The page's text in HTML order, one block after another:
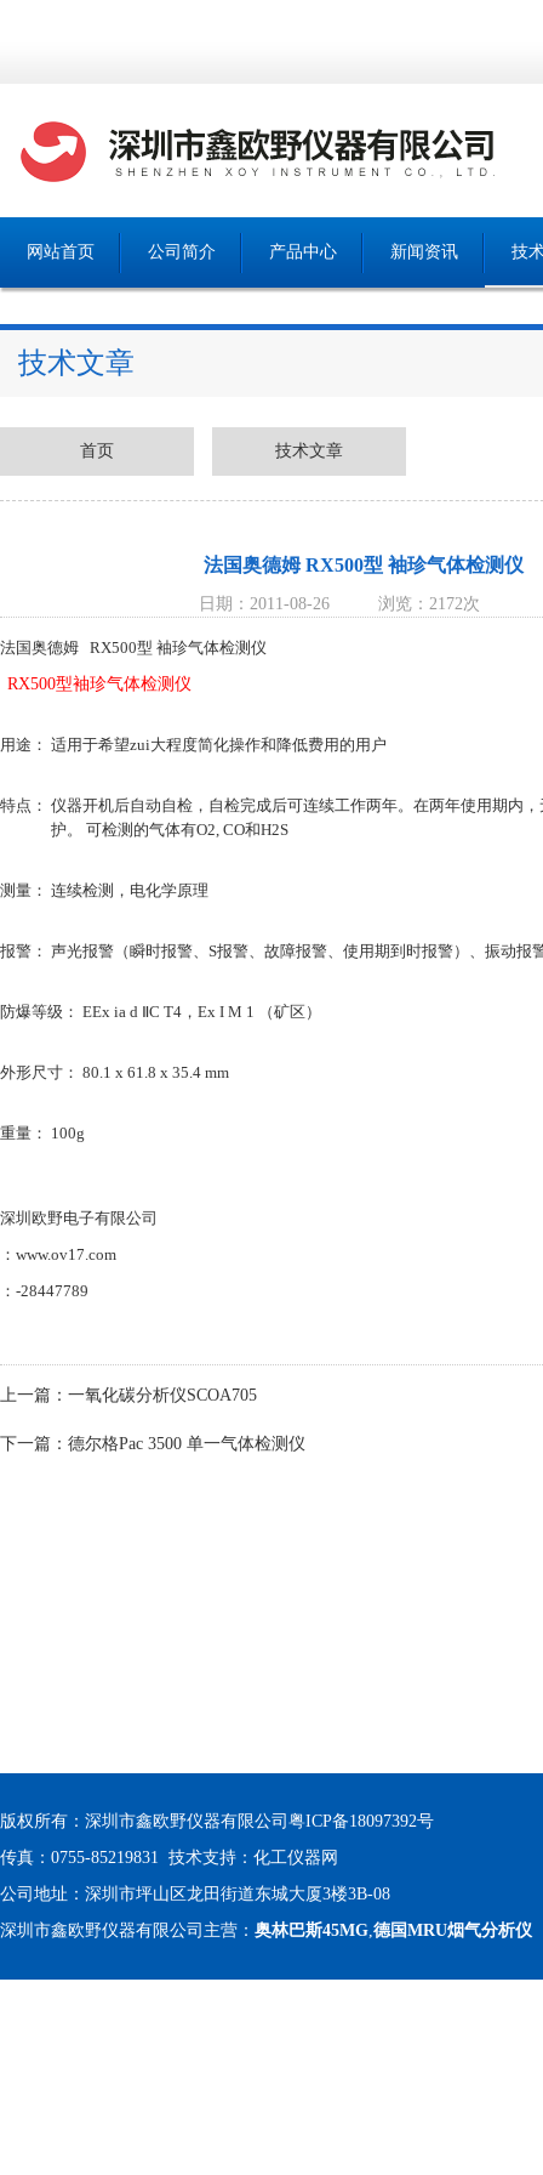
网站首页 公司简介 产品中心 新闻资讯 技
技术文章
首页 技术文章
法国奥德姆 RX500型 袖珍气体检测仪
日期：2011-08-26 浏览：2172次
法国奥德姆 RX500型 袖珍气体检测仪
RX500型袖珍气体检测仪
用途： 适用于希望zui大程度简化操作和降低费用的用户
特点： 仪器开机后自动自检，自检完成后可连续工作两年。在两年使用期内
护。 可检测的气体有O2, CO和H2S
测量： 连续检测，电化学原理
报警： 声光报警（瞬时报警、S报警、故障报警、使用期到时报警）、振动报
防爆等级： EEx ia d ⅡC T4，Ex I M 1 （矿区）
外形尺寸： 80.1 x 61.8 x 35.4 mm
重量： 100g
深圳欧野电子有限公司
： www.ov17.com
：-28447789
上一篇： 一氧化碳分析仪SCOA705
下一篇： 德尔格Pac 3500 单一气体检测仪
版权所有：深圳市鑫欧野仪器有限公司 粤ICP备18097392号
传真：0755-85219831 技术支持： 化工仪器网
公司地址：深圳市坪山区龙田街道东城大厦3楼3B-08
深圳市鑫欧野仪器有限公司主营： 奥林巴斯45MG,德国MRU烟气分析仪